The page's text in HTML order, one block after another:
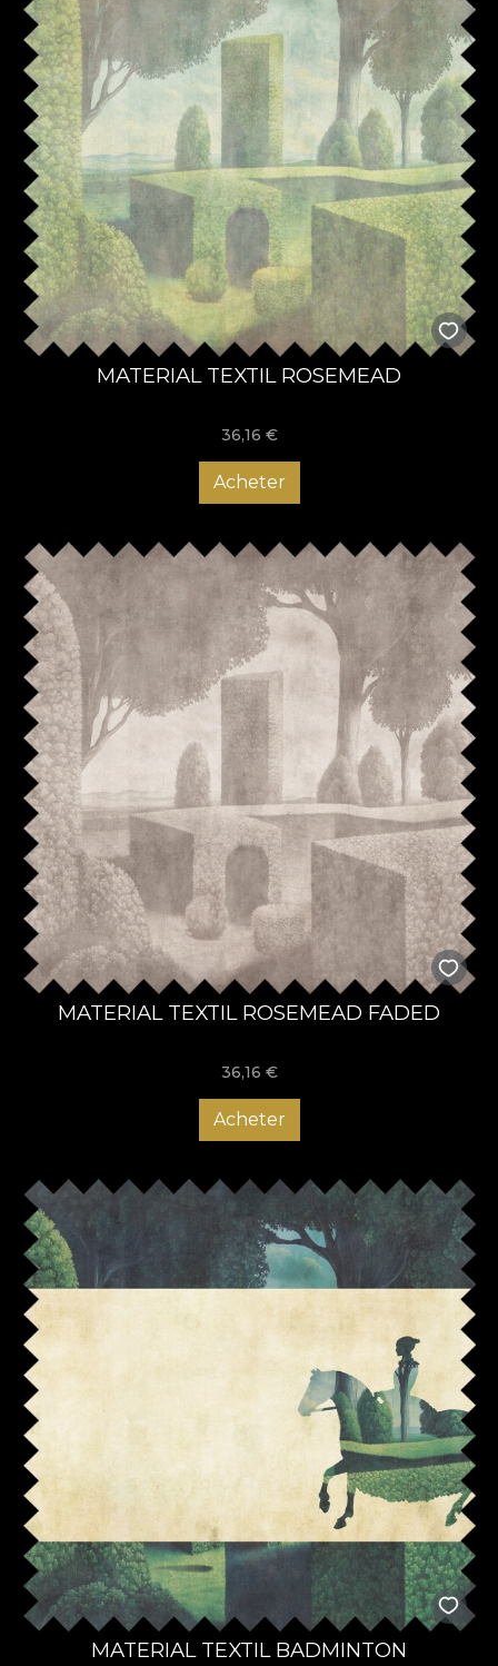
MATERIAL TEXTIL ROSEMEAD
36,16 €
Acheter
MATERIAL TEXTIL ROSEMEAD FADED
36,16 €
Acheter
MATERIAL TEXTIL BADMINTON